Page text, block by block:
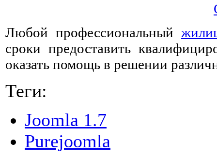
Любой профессиональный
сроки предоставить
оказать помощь в решении
Теги:
Joomla 1.7
Purejoomla